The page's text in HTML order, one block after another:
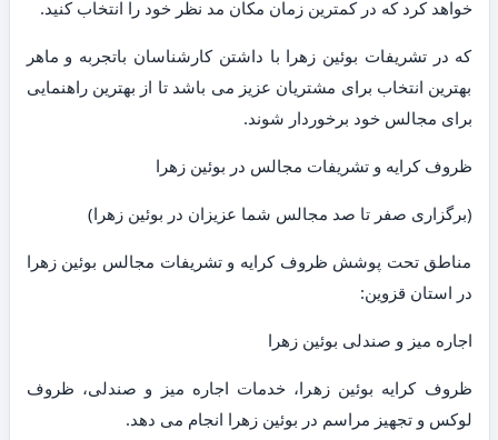
خواهد کرد که در کمترین زمان مکان مد نظر خود را انتخاب کنید.
که در تشریفات بوئین زهرا با داشتن کارشناسان باتجربه و ماهر
بهترین انتخاب برای مشتریان عزیز می باشد تا از بهترین راهنمایی
برای مجالس خود برخوردار شوند.
ظروف کرایه و تشریفات مجالس در بوئین زهرا
(برگزاری صفر تا صد مجالس شما عزیزان در بوئین زهرا)
مناطق تحت پوشش ظروف کرایه و تشریفات مجالس بوئین زهرا
در استان قزوین:
اجاره میز و صندلی بوئین زهرا
ظروف کرایه بوئین زهرا، خدمات اجاره میز و صندلی، ظروف
لوکس و تجهیز مراسم در بوئین زهرا انجام می دهد.